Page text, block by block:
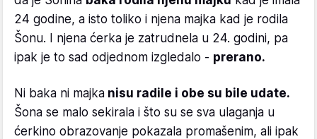
24 godine, a isto toliko i njena majka kad je rodila
Šonu. I njena ćerka je zatrudnela u 24. godini, pa
ipak je to sad odjednom izgledalo - prerano.
Ni baka ni majka nisu radile i obe su bile udate.
Šona se malo sekirala i što su se sva ulaganja u
ćerkino obrazovanje pokazala promašenim, ali ipak